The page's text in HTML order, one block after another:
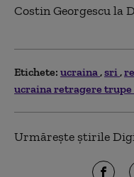
Costin Georgescu la
Etichete: ucraina sri
ucraina retragere trupe
Urmărește știrile